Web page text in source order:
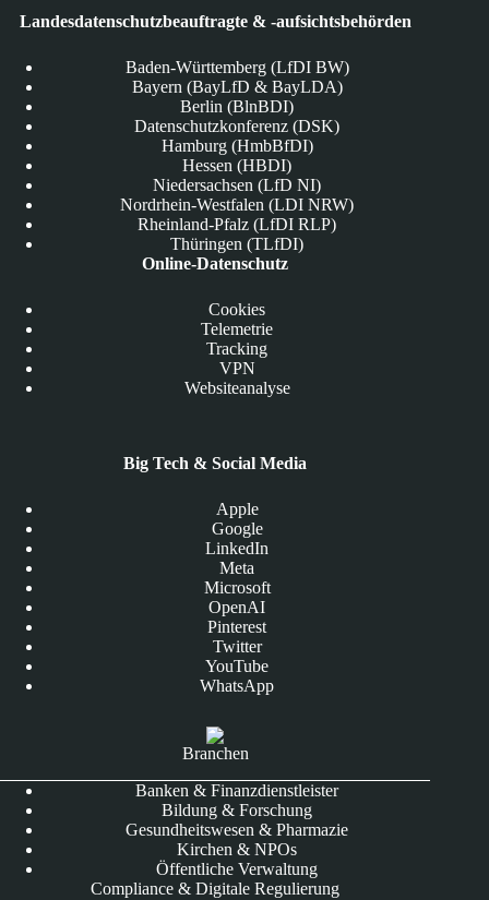
Landesdatenschutzbeauftragte & -aufsichtsbehörden
Baden-Württemberg (LfDI BW)
Bayern (BayLfD & BayLDA)
Berlin (BlnBDI)
Datenschutzkonferenz (DSK)
Hamburg (HmbBfDI)
Hessen (HBDI)
Niedersachsen (LfD NI)
Nordrhein-Westfalen (LDI NRW)
Rheinland-Pfalz (LfDI RLP)
Thüringen (TLfDI)
Online-Datenschutz
Cookies
Telemetrie
Tracking
VPN
Websiteanalyse
Big Tech & Social Media
Apple
Google
LinkedIn
Meta
Microsoft
OpenAI
Pinterest
Twitter
YouTube
WhatsApp
Branchen
Banken & Finanzdienstleister
Bildung & Forschung
Gesundheitswesen & Pharmazie
Kirchen & NPOs
Öffentliche Verwaltung
Compliance & Digitale Regulierung